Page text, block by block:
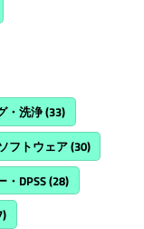
・洗浄(33)
フトウェア(30)
・DPSS(28)